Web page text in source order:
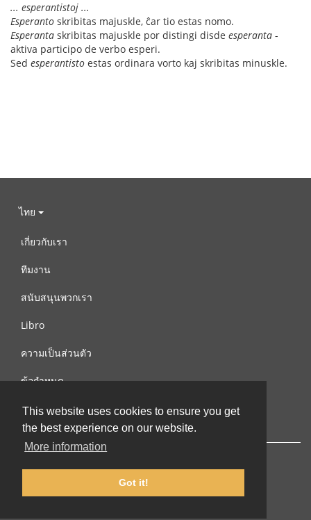
This website uses cookies to ensure you get
the best experience on our website.
More information
Got it!
... esperantistoj ...
Esperanto skribitas majuskle, ĉar tio estas nomo.
Esperanta skribitas majuskle por distingi disde esperanta -
aktiva participo de verbo esperi.
Sed esperantisto estas ordinara vorto kaj skribitas minuskle.
ไทย
เกี่ยวกับเรา
ทีมงาน
สนับสนุนพวกเรา
Libro
ความเป็นส่วนตัว
ข้อกำหนด
ติดต่อเรา
© 2002-2026 lernu.net |Impressum